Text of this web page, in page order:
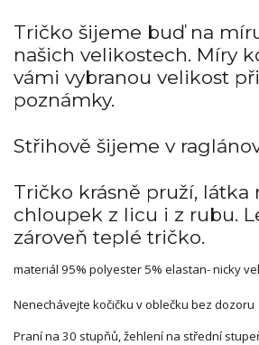
Tričko šijeme buď na
našich velikostech. Míry
vámi vybranou velikost
poznámky.
Střihově šijeme v
Tričko krásně pruží, látka
chloupek z licu i z rubu.
zároveň teplé tričko.
materiál 95% polyester 5% elastan- nicky
Nenechávejte kočičku v oblečku bez dozoru
Praní na 30 stupňů, žehlení na střední